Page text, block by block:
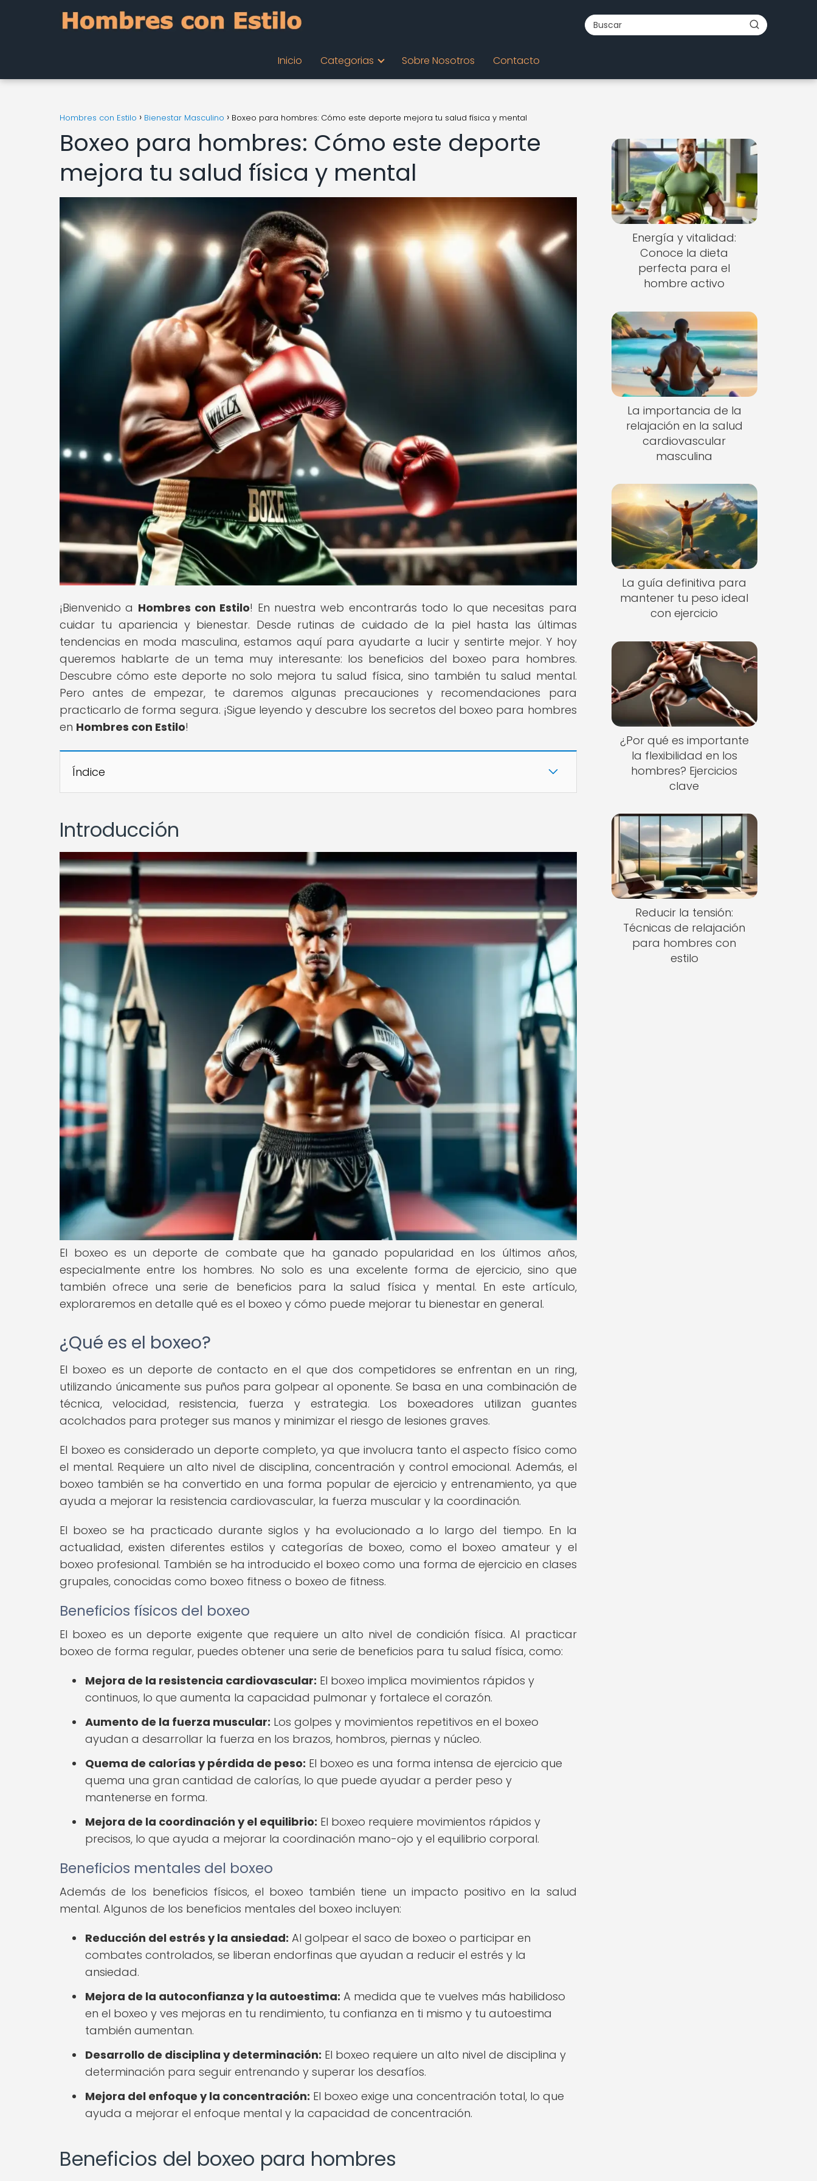
Inicio Categorias Sobre Nosotros Contacto
Hombres con Estilo Bienestar Masculino Boxeo para hombres: Cómo este deporte mejora tu salud física y mental
Boxeo para hombres: Cómo este deporte
mejora tu salud física y mental
¡Bienvenido a Hombres con Estilo! En nuestra web encontrarás todo lo que necesitas para
cuidar tu apariencia y bienestar. Desde rutinas de cuidado de la piel hasta las últimas
tendencias en moda masculina, estamos aquí para ayudarte a lucir y sentirte mejor. Y hoy
queremos hablarte de un tema muy interesante: los beneficios del boxeo para hombres.
Descubre cómo este deporte no solo mejora tu salud física, sino también tu salud mental.
Pero antes de empezar, te daremos algunas precauciones y recomendaciones para
practicarlo de forma segura. ¡Sigue leyendo y descubre los secretos del boxeo para hombres
en Hombres con Estilo!
Índice
Introducción
El boxeo es un deporte de combate que ha ganado popularidad en los últimos años,
especialmente entre los hombres. No solo es una excelente forma de ejercicio, sino que
también ofrece una serie de beneficios para la salud física y mental. En este artículo,
exploraremos en detalle qué es el boxeo y cómo puede mejorar tu bienestar en general.
¿Qué es el boxeo?
El boxeo es un deporte de contacto en el que dos competidores se enfrentan en un ring,
utilizando únicamente sus puños para golpear al oponente. Se basa en una combinación de
técnica, velocidad, resistencia, fuerza y estrategia. Los boxeadores utilizan guantes
acolchados para proteger sus manos y minimizar el riesgo de lesiones graves.
El boxeo es considerado un deporte completo, ya que involucra tanto el aspecto físico como
el mental. Requiere un alto nivel de disciplina, concentración y control emocional. Además, el
boxeo también se ha convertido en una forma popular de ejercicio y entrenamiento, ya que
ayuda a mejorar la resistencia cardiovascular, la fuerza muscular y la coordinación.
El boxeo se ha practicado durante siglos y ha evolucionado a lo largo del tiempo. En la
actualidad, existen diferentes estilos y categorías de boxeo, como el boxeo amateur y el
boxeo profesional. También se ha introducido el boxeo como una forma de ejercicio en clases
grupales, conocidas como boxeo fitness o boxeo de fitness.
Beneficios físicos del boxeo
El boxeo es un deporte exigente que requiere un alto nivel de condición física. Al practicar
boxeo de forma regular, puedes obtener una serie de beneficios para tu salud física, como:
Mejora de la resistencia cardiovascular: El boxeo implica movimientos rápidos y
continuos, lo que aumenta la capacidad pulmonar y fortalece el corazón.
Aumento de la fuerza muscular: Los golpes y movimientos repetitivos en el boxeo
ayudan a desarrollar la fuerza en los brazos, hombros, piernas y núcleo.
Quema de calorías y pérdida de peso: El boxeo es una forma intensa de ejercicio que
quema una gran cantidad de calorías, lo que puede ayudar a perder peso y
mantenerse en forma.
Mejora de la coordinación y el equilibrio: El boxeo requiere movimientos rápidos y
precisos, lo que ayuda a mejorar la coordinación mano-ojo y el equilibrio corporal.
Beneficios mentales del boxeo
Además de los beneficios físicos, el boxeo también tiene un impacto positivo en la salud
mental. Algunos de los beneficios mentales del boxeo incluyen:
Reducción del estrés y la ansiedad: Al golpear el saco de boxeo o participar en
combates controlados, se liberan endorfinas que ayudan a reducir el estrés y la
ansiedad.
Mejora de la autoconfianza y la autoestima: A medida que te vuelves más habilidoso
en el boxeo y ves mejoras en tu rendimiento, tu confianza en ti mismo y tu autoestima
también aumentan.
Desarrollo de disciplina y determinación: El boxeo requiere un alto nivel de disciplina y
determinación para seguir entrenando y superar los desafíos.
Mejora del enfoque y la concentración: El boxeo exige una concentración total, lo que
ayuda a mejorar el enfoque mental y la capacidad de concentración.
Beneficios del boxeo para hombres
Energía y vitalidad:
Conoce la dieta
perfecta para el
hombre activo
La importancia de la
relajación en la salud
cardiovascular
masculina
La guía definitiva para
mantener tu peso ideal
con ejercicio
¿Por qué es importante
la flexibilidad en los
hombres? Ejercicios
clave
Reducir la tensión:
Técnicas de relajación
para hombres con
estilo